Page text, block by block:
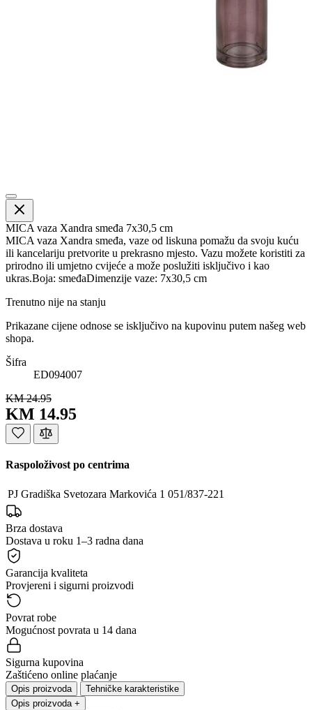
MICA vaza Xandra smeđa 7x30,5 cm
MICA vaza Xandra smeđa, vaze od liskuna pomažu da svoju kuću
ili kancelariju pretvorite u prekrasno mjesto. Vazu možete koristiti za
prirodno ili umjetno cvijeće a može poslužiti isključivo i kao
ukras.Boja: smeđaDimenzije vaze: 7x30,5 cm
Trenutno nije na stanju
Prikazane cijene odnose se isključivo na kupovinu putem našeg web
shopa.
Šifra
ED094007
KM 24.95
KM 14.95
Raspoloživost po centrima
PJ Gradiška Svetozara Markovića 1 051/837-221
Brza dostava
Dostava u roku 1–3 radna dana
Garancija kvaliteta
Provjereni i sigurni proizvodi
Povrat robe
Mogućnost povrata u 14 dana
Sigurna kupovina
Zaštićeno online plaćanje
Opis proizvoda
Tehničke karakteristike
Opis proizvoda +